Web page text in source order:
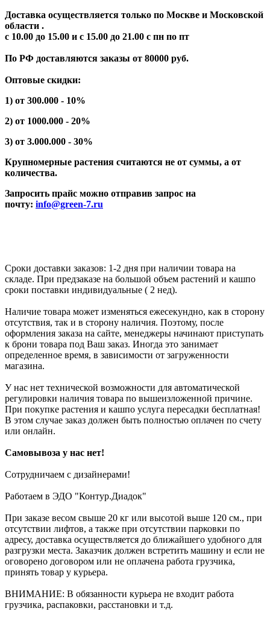
Доставка осуществляется только по Москве и Московской
области .
с 10.00 до 15.00 и с 15.00 до 21.00 с пн по пт
По РФ доставляются заказы от 80000 руб.
Оптовые скидки:
1) от 300.000 - 10%
2) от 1000.000 - 20%
3) от 3.000.000 - 30%
Крупномерные растения считаются не от суммы, а от
количества.
Запросить прайс можно отправив запрос на
почту: info@green-7.ru
Сроки доставки заказов: 1-2 дня при наличии товара на
складе. При предзаказе на большой объем растений и кашпо
сроки поставки индивидуальные ( 2 нед).
Наличие товара может изменяться ежесекундно, как в сторону
отсутствия, так и в сторону наличия. Поэтому, после
оформления заказа на сайте, менеджеры начинают приступать
к брони товара под Ваш заказ. Иногда это занимает
определенное время, в зависимости от загруженности
магазина.
У нас нет технической возможности для автоматической
регулировки наличия товара по вышеизложенной причине.
При покупке растения и кашпо услуга пересадки бесплатная!
В этом случае заказ должен быть полностью оплачен по счету
или онлайн.
Самовывоза у нас нет!
Сотрудничаем с дизайнерами!
Работаем в ЭДО "Контур.Диадок"
При заказе весом свыше 20 кг или высотой выше 120 см., при
отсутствии лифтов, а также при отсутствии парковки по
адресу, доставка осуществляется до ближайшего удобного для
разгрузки места. Заказчик должен встретить машину и если не
оговорено договором или не оплачена работа грузчика,
принять товар у курьера.
ВНИМАНИЕ: В обязанности курьера не входит работа
грузчика, распаковки, расстановки и т.д.